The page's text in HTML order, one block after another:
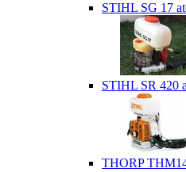
STIHL SG 17
STIHL SR 420
THORP